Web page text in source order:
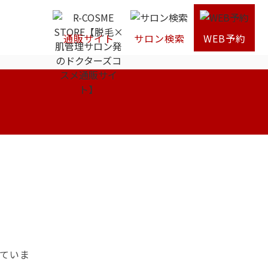
通販サイト サロン検索 WEB予約
いま